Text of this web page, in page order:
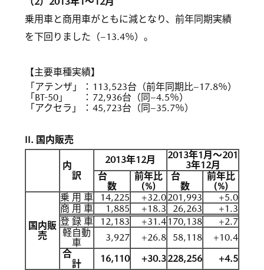
乗用車と商用車がともに減となり、前年同期実績
を下回りました（−13.4％）。
【主要車種実績】
「アテンザ」
： 113,523台（前年同期比−17.8％）
「BT-50」
： 72,936台（同−4.5％）
「アクセラ」
： 45,723台（同−35.7％）
II. 国内販売
内
訳
2013年12月
2013年1月〜201
3年12月
台
数
前年比
(%)
台
数
前年比
(%)
国内販
売
乗 用 車 14,225 +32.0201,993
+5.0
商 用 車
1,885 +18.3 26,263
+1.3
登 録 車
12,183 +31.4 170,138
+2.7
軽自動
車
3,927 +26.8 58,118
+10.4
合
計
16,110 +30.3228,256
+4.5